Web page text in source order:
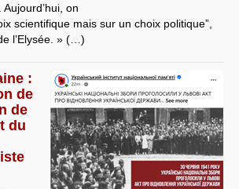
on
scientifique mais sur un choix politique”,
l’Elysée. » (…)
:
de
de
du